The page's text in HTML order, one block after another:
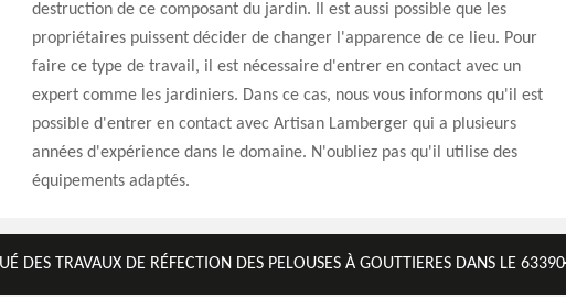
destruction de ce composant du jardin. Il est aussi possible que les
propriétaires puissent décider de changer l'apparence de ce lieu. Pour
faire ce type de travail, il est nécessaire d'entrer en contact avec un
expert comme les jardiniers. Dans ce cas, nous vous informons qu'il est
possible d'entrer en contact avec Artisan Lamberger qui a plusieurs
années d'expérience dans le domaine. N'oubliez pas qu'il utilise des
équipements adaptés.
DES TRAVAUX DE RÉFECTION DES PELOUSES À GOUTTIERES DANS LE 63390